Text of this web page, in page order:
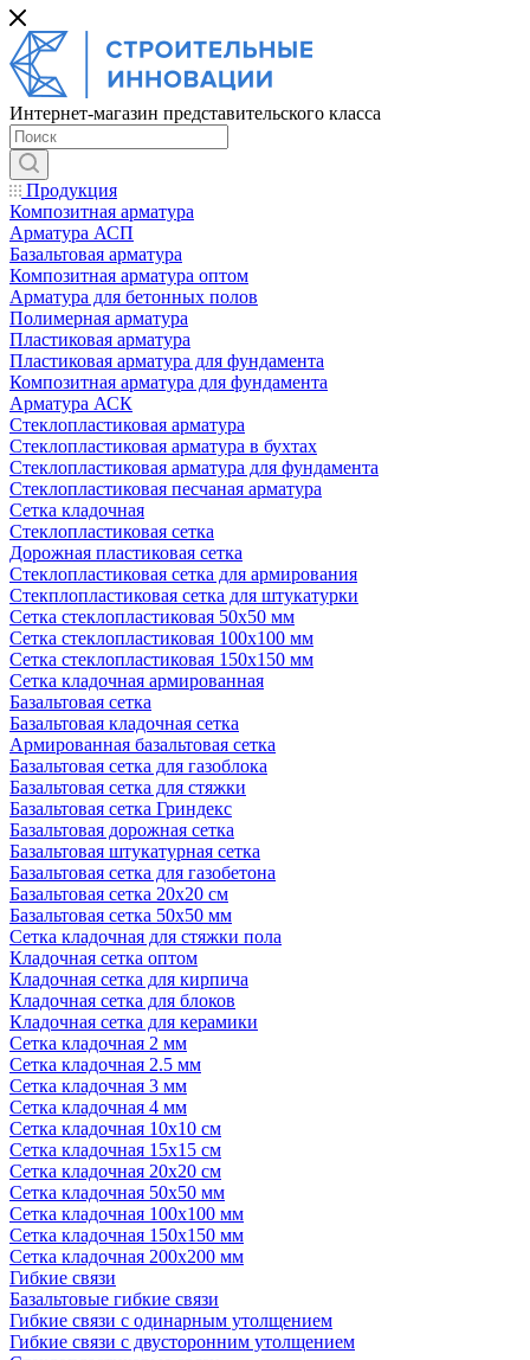
Интернет-магазин представительского класса
Продукция
Композитная арматура
Арматура АСП
Базальтовая арматура
Композитная арматура оптом
Арматура для бетонных полов
Полимерная арматура
Пластиковая арматура
Пластиковая арматура для фундамента
Композитная арматура для фундамента
Арматура АСК
Cтеклопластиковая арматура
Стеклопластиковая арматура в бухтах
Стеклопластиковая арматура для фундамента
Стеклопластиковая песчаная арматура
Сетка кладочная
Стеклопластиковая сетка
Дорожная пластиковая сетка
Стеклопластиковая сетка для армирования
Стекплопластиковая сетка для штукатурки
Сетка стеклопластиковая 50x50 мм
Сетка стеклопластиковая 100x100 мм
Сетка стеклопластиковая 150x150 мм
Сетка кладочная армированная
Базальтовая сетка
Базальтовая кладочная сетка
Армированная базальтовая сетка
Базальтовая сетка для газоблока
Базальтовая сетка для стяжки
Базальтовая сетка Гриндекс
Базальтовая дорожная сетка
Базальтовая штукатурная сетка
Базальтовая сетка для газобетона
Базальтовая сетка 20x20 см
Базальтовая сетка 50x50 мм
Сетка кладочная для стяжки пола
Кладочная сетка оптом
Кладочная сетка для кирпича
Кладочная сетка для блоков
Кладочная сетка для керамики
Сетка кладочная 2 мм
Сетка кладочная 2.5 мм
Сетка кладочная 3 мм
Сетка кладочная 4 мм
Сетка кладочная 10x10 см
Сетка кладочная 15x15 см
Сетка кладочная 20x20 см
Сетка кладочная 50x50 мм
Сетка кладочная 100x100 мм
Сетка кладочная 150x150 мм
Сетка кладочная 200x200 мм
Гибкие связи
Базальтовые гибкие связи
Гибкие связи с одинарным утолщением
Гибкие связи с двусторонним утолщением